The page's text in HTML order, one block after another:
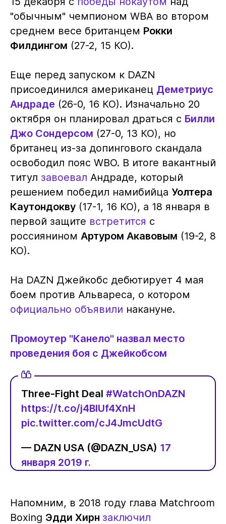
"обычным" чемпионом WBA во втором
среднем весе британцем Рокки
Филдингом (27-2, 15 КО).
Еще перед запуском к DAZN
присоединился американец Деметриус
Андраде (26-0, 16 КО). Изначально 20
октября он планировал драться с Билли
Джо Сондерсом (27-0, 13 КО), но
британец из-за допингового скандала
освободил пояс WBO. В итоге вакантный
титул завоевал Андраде, который
решением победил намибийца Уолтера
Каутондокву(17-1, 16 КО), а 18 января в
первой защите встретится с
россиянином Артуром Акавовым (19-2, 8
КО).
На DAZN Джейкобс дебютирует 4 мая
боем против Альвареса, о котором
официально объявили накануне.
Промоутер "Канело" назвал место
проведения боя с Джейкобсом
Three-Fight Deal #WatchOnDAZN
https://t.co/j4BIUf4XnH
pic.twitter.com/cJ4JmcUdtG
— DAZN USA (@DAZN_USA) 17
января 2019 г.
Напомним, в 2018 году глава Matchroom
Boxing Эдди Хирн заключил